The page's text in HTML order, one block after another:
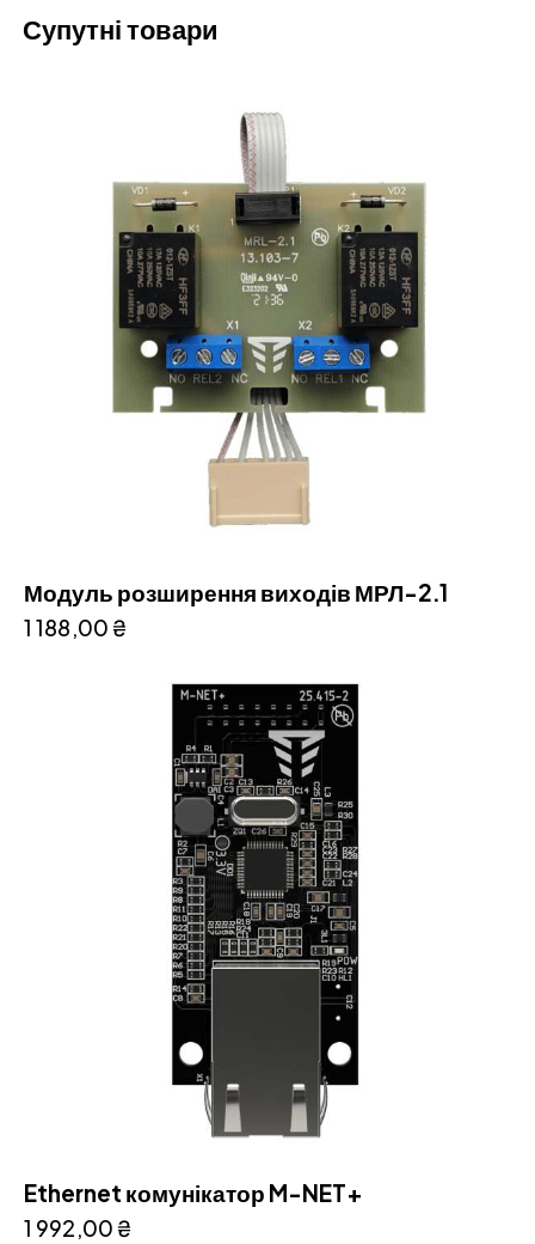
Супутні товари
Модуль розширення виходів МРЛ-2.1
1 188,00₴
Ethernet комунікатор M-NET+
1 992,00₴